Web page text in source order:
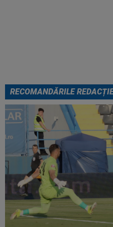
RECOMANDĂRILE